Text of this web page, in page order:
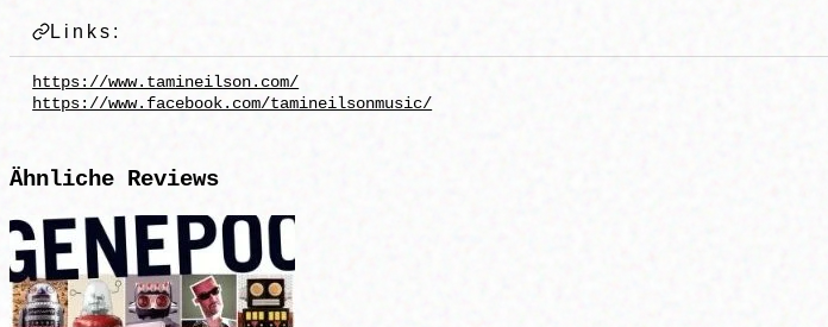
Links:
https://www.tamineilson.com/
https://www.facebook.com/tamineilsonmusic/
Ähnliche Reviews